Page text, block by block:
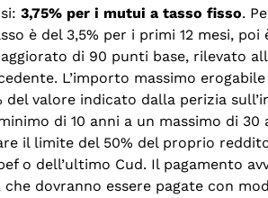
3,75% per i mutui a tasso fisso.
è del 3,5% per i primi 12 mesi, poi
di 90 punti base, rilevato
L’importo massimo
del valore indicato dalla perizia
di 10 anni a un massimo di 30
il limite del 50% del proprio
o dell’ultimo Cud. Il pagamento
dovranno essere pagate con